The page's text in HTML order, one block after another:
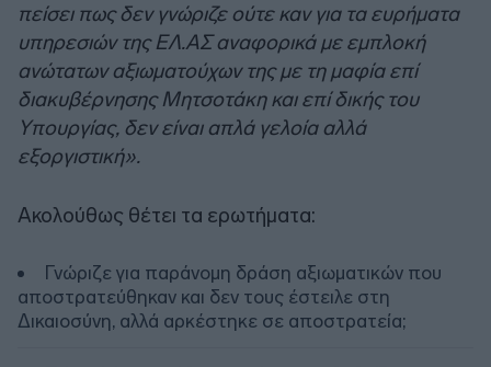
πείσει πως δεν γνώριζε ούτε καν για τα ευρήματα
υπηρεσιών της ΕΛ.ΑΣ αναφορικά με εμπλοκή
ανώτατων αξιωματούχων της με τη μαφία επί
διακυβέρνησης Μητσοτάκη και επί δικής του
Υπουργίας, δεν είναι απλά γελοία αλλά
εξοργιστική».
Ακολούθως θέτει τα ερωτήματα:
Γνώριζε για παράνομη δράση αξιωματικών που
αποστρατεύθηκαν και δεν τους έστειλε στη
Δικαιοσύνη, αλλά αρκέστηκε σε αποστρατεία;